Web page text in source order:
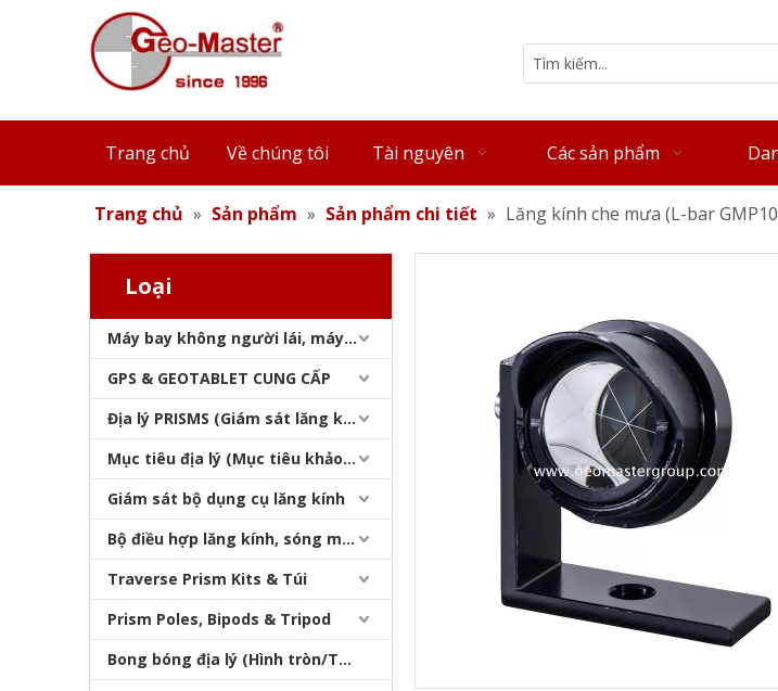
Trang chủ Về chúng tôi Tài nguyên Các sản phẩm
Trang chủ » Sản phẩm » Sản phẩm chi tiết » Lăng kính che mưa (L-bar
Loại
Máy bay không người lái, máy quét laser, máy theo dõi laser & slam
GPS & GEOTABLET CUNG CẤP
Địa lý PRISMS (Giám sát lăng kính)
Mục tiêu địa lý (Mục tiêu khảo sát)
Giám sát bộ dụng cụ lăng kính
Bộ điều hợp lăng kính, sóng mang & bộ nhớ
Traverse Prism Kits & Túi
Prism Poles, Bipods & Tripod
Bong bóng địa lý (Hình tròn/Tấm/Thanh)
Lăng kính che mưa (L-bar GMP104,25.4mm)